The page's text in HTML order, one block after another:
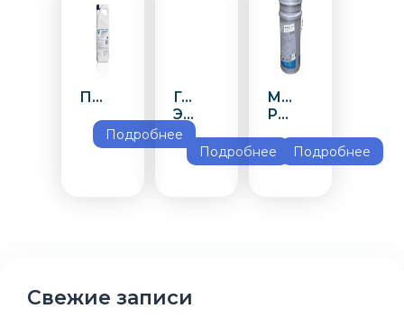
ПазПраймер
Подробнее
Гиз
Эласт
Подробнее
Мастер
Руф
Подробнее
Свежие записи